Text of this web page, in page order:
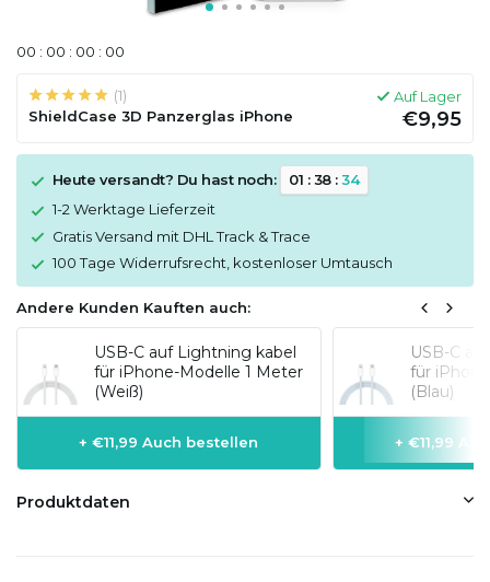
00 : 00 : 00 : 00
(1)
ShieldCase 3D Panzerglas iPhone
Auf Lager
€9,95
Heute versandt? Du hast noch: 01 :38:34
1-2 Werktage Lieferzeit
Gratis Versand mit DHL Track & Trace
100 Tage Widerrufsrecht, kostenloser Umtausch
Andere Kunden Kauften auch:
USB-C auf Lightning kabel
für iPhone-Modelle 1 Meter
(Weiß)
+ €11,99 Auch bestellen
USB-C
für
(Blau)
+ €11,99
Produktdaten